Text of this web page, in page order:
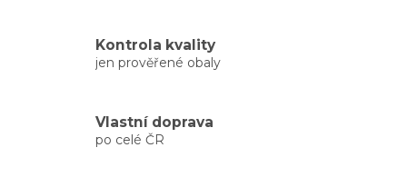
Kontrola kvality
jen prověřené obaly
Vlastní doprava
po celé ČR